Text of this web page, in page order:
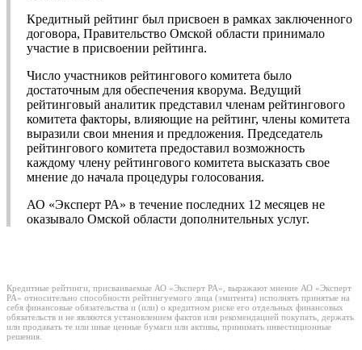
Кредитный рейтинг был присвоен в рамках заключенного
договора, Правительство Омской области принимало
участие в присвоении рейтинга.
Число участников рейтингового комитета было
достаточным для обеспечения кворума. Ведущий
рейтинговый аналитик представил членам рейтингового
комитета факторы, влияющие на рейтинг, члены комитета
выразили свои мнения и предложения. Председатель
рейтингового комитета предоставил возможность
каждому члену рейтингового комитета высказать свое
мнение до начала процедуры голосования.
АО «Эксперт РА» в течение последних 12 месяцев не
оказывало Омской области дополнительных услуг.
Кредитные рейтинги, присваиваемые АО «Эксперт РА», выражают мнение АО «Эксперт
РА» относительно способности рейтингуемого лица (эмитента) исполнять принятые на
себя финансовые обязательства и (или) о кредитном риске его отдельных финансовых
обязательств и не являются установлением фактов или рекомендацией покупать, держать
или продавать те или иные ценные бумаги или активы, принимать инвестиционные
решения.